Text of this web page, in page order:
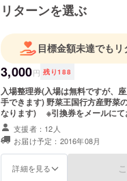
のグループゆえ、なかなか
コロナ渦で、映画祭の開催
が、今回は、行方市文化協
開催できる運びとなりました
【なめがた湖魔女委員会
☆魔女まつりinなめがた
☆湖魔女のこみせ
☆映画「花蓮〜かれん〜」
☆なめがたハロウィン
リターンを選ぶ
目標金額未達でも
3,000円 残り188
入場整理券(入場は無料ですが、
手できます) 野菜王国行方産野菜
なります) ※引換券をメールにて
支援者：12人
お届け予定：2016年08月
詳細を見る